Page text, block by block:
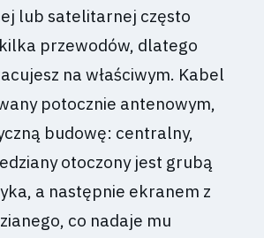
lub satelitarnej często
przewodów, dlatego
na właściwym. Kabel
potocznie antenowym,
budowę: centralny,
otoczony jest grubą
a następnie ekranem z
co nadaje mu